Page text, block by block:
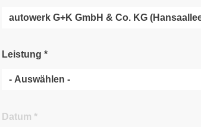
Leistung *
Datum *